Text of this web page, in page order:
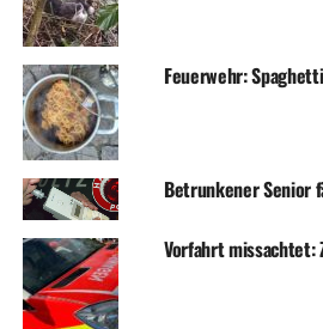
RELATED TOPICS:
UP NEXT
Wohnungseinbruch in
DON'T MISS
Schon wieder: Feuerwehr öffnet
Rettungsdienst
Feuerwehr:
Betrunkener Senior
Vorfahrt missachtet: